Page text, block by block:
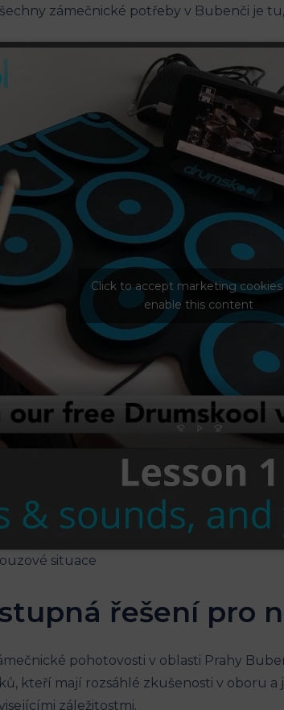
zámečnické potřeby v Bubenči je
Click to accept marketing cookies
enable this content
řešení pro
pohotovosti v oblasti Prahy
kteří mají rozsáhlé zkušenosti v oboru a
záležitostmi.